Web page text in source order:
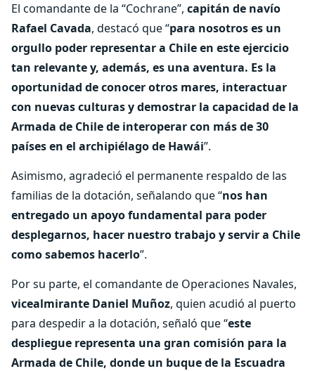
El comandante de la “Cochrane”, capitán de navío
Rafael Cavada, destacó que “para nosotros es un
orgullo poder representar a Chile en este ejercicio
tan relevante y, además, es una aventura. Es la
oportunidad de conocer otros mares, interactuar
con nuevas culturas y demostrar la capacidad de la
Armada de Chile de interoperar con más de 30
países en el archipiélago de Hawái”.
Asimismo, agradeció el permanente respaldo de las
familias de la dotación, señalando que “nos han
entregado un apoyo fundamental para poder
desplegarnos, hacer nuestro trabajo y servir a Chile
como sabemos hacerlo”.
Por su parte, el comandante de Operaciones Navales,
vicealmirante Daniel Muñoz, quien acudió al puerto
para despedir a la dotación, señaló que “este
despliegue representa una gran comisión para la
Armada de Chile, donde un buque de la Escuadra